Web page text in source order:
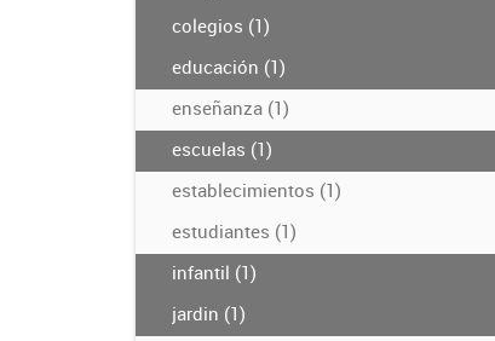
colegios (1)
educación (1)
enseñanza (1)
escuelas (1)
establecimientos (1)
estudiantes (1)
infantil (1)
jardin (1)